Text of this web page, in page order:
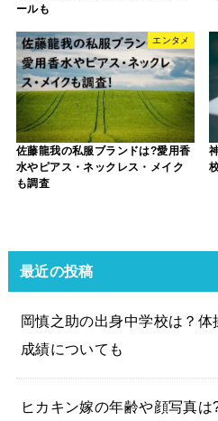
ールも
エンタメ
佐藤龍我の私服ブランドは?愛用香
水やピアス・ネックレス・メイク
も調査
最近の投稿
岡慎之助の出身中学校は？
成績についても
ヒカキン嫁の年齢や顔写真は